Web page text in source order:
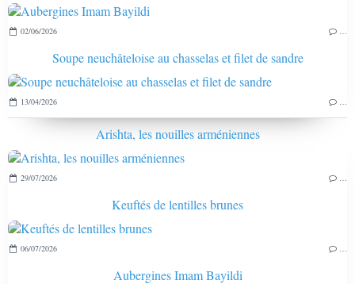
02/06/2026
Soupe neuchâteloise au chasselas et filet de sandre
13/04/2026
Arishta, les nouilles arméniennes
29/07/2026
Keuftés de lentilles brunes
06/07/2026
Aubergines Imam Bayildi